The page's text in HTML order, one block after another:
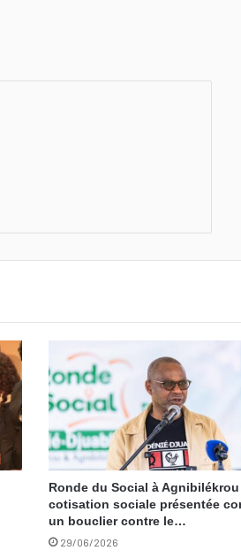
Ronde du Social à
cotisation sociale présentée
un bouclier contre le…
29/06/2026